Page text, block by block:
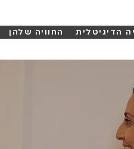
הדיגיטלית החוויה שלהן